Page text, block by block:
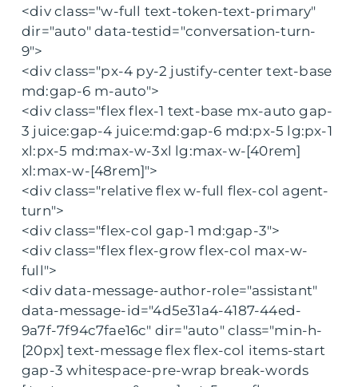
<div class="w-full text-token-text-primary"
dir="auto" data-testid="conversation-turn-
9">
<div class="px-4 py-2 justify-center text-base
md:gap-6 m-auto">
<div class="flex flex-1 text-base mx-auto gap-
3 juice:gap-4 juice:md:gap-6 md:px-5 lg:px-1
xl:px-5 md:max-w-3xl lg:max-w-[40rem]
xl:max-w-[48rem]">
<div class="relative flex w-full flex-col agent-
turn">
<div class="flex-col gap-1 md:gap-3">
<div class="flex flex-grow flex-col max-w-
full">
<div data-message-author-role="assistant"
data-message-id="4d5e31a4-4187-44ed-
9a7f-7f94c7fae16c" dir="auto" class="min-h-
[20px] text-message flex flex-col items-start
gap-3 whitespace-pre-wrap break-words